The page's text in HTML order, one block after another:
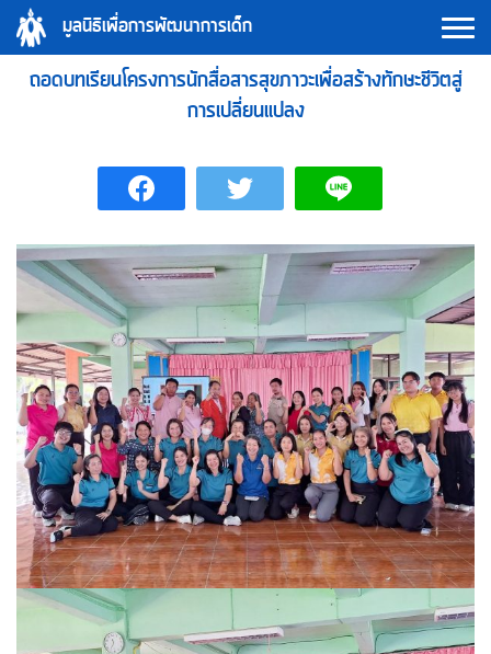
Skip
ค้นหา
มูลนิธิเพื่อการพัฒนาการเด็ก
ถอดบทเรียนโครงการนักสื่อสารสุขภาวะเพื่อสร้างทักษะชีวิตสู่
การเปลี่ยนแปลง